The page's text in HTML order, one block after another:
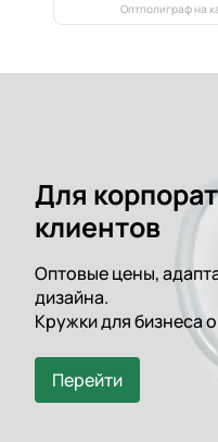
Оптполиграф на
Для
клиентов
Оптовые цены,
дизайна.
Кружки для бизнеса
Перейти